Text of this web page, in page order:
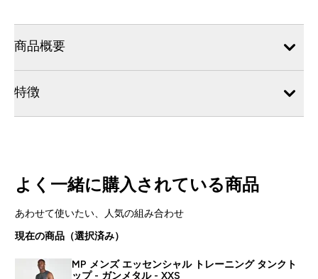
商品概要
特徴
よく一緒に購入されている商品
あわせて使いたい、人気の組み合わせ
現在の商品（選択済み）
MP メンズ エッセンシャル トレーニング タンクト
ップ - ガンメタル - XXS